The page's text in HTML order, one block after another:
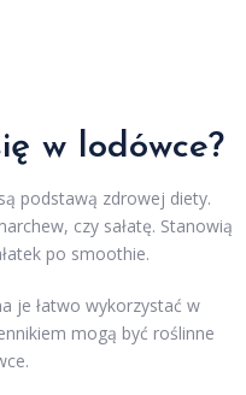
w lodówce?
podstawą zdrowej diety.
czy sałatę. Stanowią
po smoothie.
je łatwo wykorzystać w
mogą być roślinne